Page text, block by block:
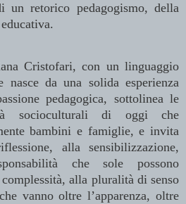
un retorico pedagogismo, della
Cristofari, con un linguaggio
nasce da una solida esperienza
pedagogica, sottolinea le
socioculturali di oggi che
bambini e famiglie, e invita
alla sensibilizzazione,
che sole possono
alla pluralità di senso
vanno oltre l’apparenza, oltre